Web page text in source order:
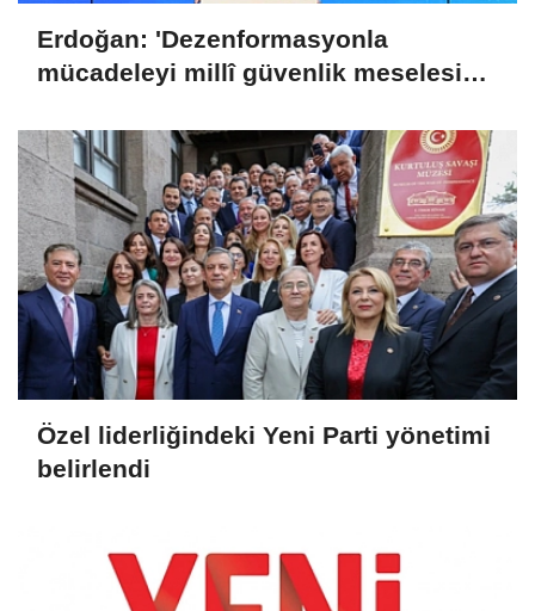
Erdoğan: 'Dezenformasyonla
mücadeleyi millî güvenlik meselesi
Özel liderliğindeki Yeni Parti yönetimi
belirlendi